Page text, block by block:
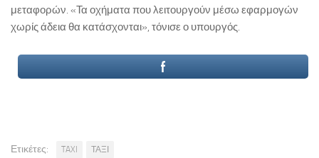
μεταφορών. «Τα οχήματα που λειτουργούν μέσω εφαρμογών
χωρίς άδεια θα κατάσχονται», τόνισε ο υπουργός.
Ετικέτες: TAXI ΤΑΞΙ